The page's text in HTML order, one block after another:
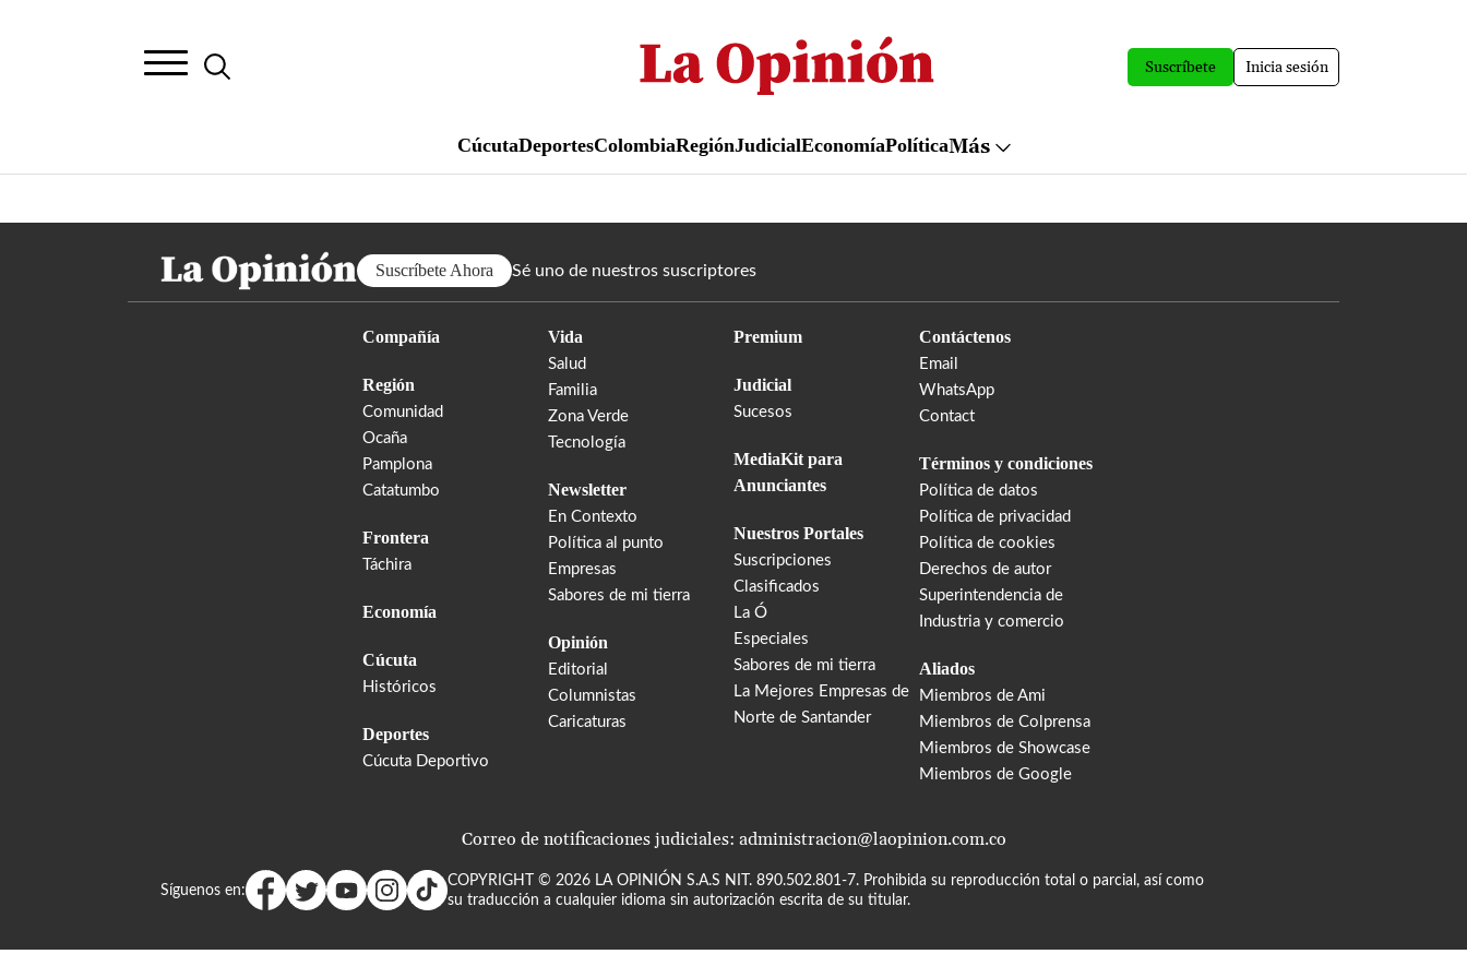
al
contenido
Suscríbete Inicia sesión
CúcutaDeportesColombiaRegiónJudicialEconomíaPolíticaMás
Suscríbete Ahora Sé uno de nuestros suscriptores
Compañía
Región
Comunidad
Ocaña
Pamplona
Catatumbo
Frontera
Táchira
Economía
Cúcuta
Históricos
Deportes
Cúcuta Deportivo
Vida
Salud
Familia
Zona Verde
Tecnología
Newsletter
En Contexto
Política al punto
Empresas
Sabores de mi tierra
Opinión
Editorial
Columnistas
Caricaturas
Premium
Judicial
Sucesos
MediaKit para
Anunciantes
Nuestros Portales
Suscripciones
Clasificados
La Ó
Especiales
Sabores de mi tierra
La Mejores Empresas de
Norte de Santander
Contáctenos
Email
WhatsApp
Contact
Términos y condiciones
Política de datos
Política de privacidad
Política de cookies
Derechos de autor
Superintendencia de
Industria y comercio
Aliados
Miembros de Ami
Miembros de Colprensa
Miembros de Showcase
Miembros de Google
Correo de notificaciones judiciales: administracion@laopinion.com.co
Síguenos en:
COPYRIGHT © 2026 LA OPINIÓN S.A.S NIT. 890.502.801-7. Prohibida su reproducción total o parcial, así como
su traducción a cualquier idioma sin autorización escrita de su titular.